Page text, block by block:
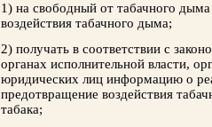
1) на свободный от табачного
воздействия табачного дыма;
2) получать в соответствии с
органах исполнительной власти,
юридических лиц информацию о
предотвращение воздействия
табака;